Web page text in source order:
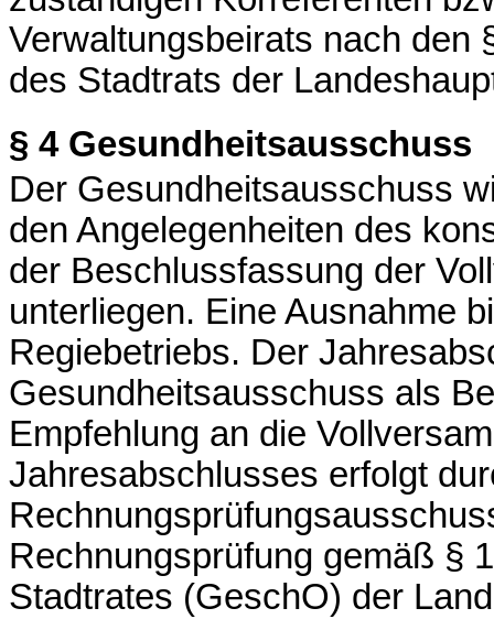
Verwaltungsbeirats nach den
des Stadtrats der
§ 4 Gesundheitsausschuss
Der Gesundheitsausschuss
den Angelegenheiten des
der Beschlussfassung der
unterliegen. Eine Ausnahme
Regiebetriebs. Der
Gesundheitsausschuss als
Empfehlung an die
Jahresabschlusses erfolgt
Rechnungsprüfung gemäß §
Stadtrates (GeschO) der